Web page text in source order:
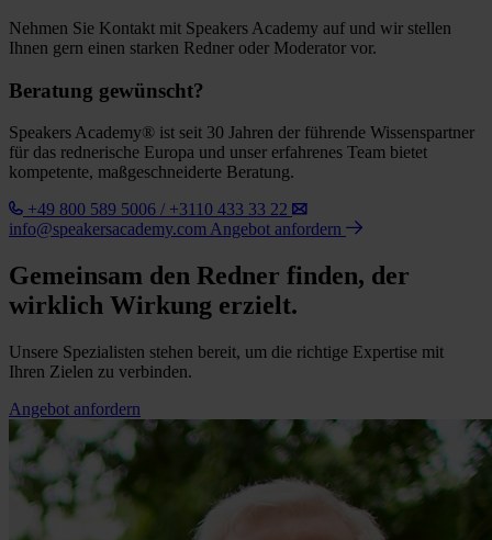
Nehmen Sie Kontakt mit Speakers Academy auf und wir stellen
Ihnen gern einen starken Redner oder Moderator vor.
Beratung gewünscht?
Speakers Academy® ist seit 30 Jahren der führende Wissenspartner
für das rednerische Europa und unser erfahrenes Team bietet
kompetente, maßgeschneiderte Beratung.
+49 800 589 5006 / +3110 433 33 22
info@speakersacademy.comAngebot anfordern
Gemeinsam den Redner finden, der
wirklich Wirkung erzielt.
Unsere Spezialisten stehen bereit, um die richtige Expertise mit
Ihren Zielen zu verbinden.
Angebot anfordern